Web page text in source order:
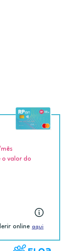
o valor do
online aqui